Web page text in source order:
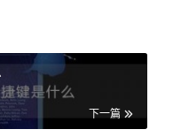
下一篇